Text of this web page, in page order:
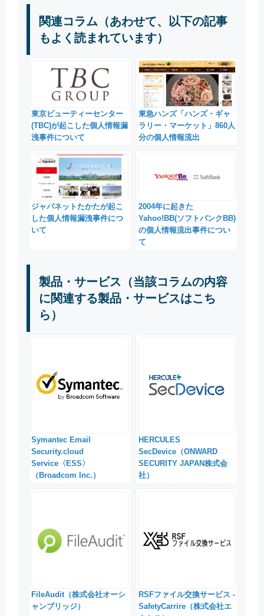
関連コラム（あわせて、以下の記事
もよく読まれています）
東京ビューティーセンター
(TBC)が起こした個人情報漏
洩事件について
東急ハンズ「ハンズ・ギャ
ラリー・マーケット」860人
分の個人情報流出
ジャパネットたかたが起こ
した個人情報漏洩事件につ
いて
2004年に起きた
Yahoo!BB(ソフトバンクBB)
の個人情報流出事件につい
て
製品・サービス（当該コラムの内容
に関連する製品・サービスはこち
ら）
Symantec Email
Security.cloud
Service〈ESS〉
（Broadcom Inc.）
HERCULES
SecDevice（ONWARD
SECURITY JAPAN株式会
社）
FileAudit（株式会社オーシ
ャンブリッジ）
RSFファイル交換サービス -
SafetyCarrire（株式会社エ